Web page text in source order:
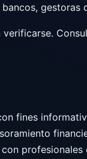
fines